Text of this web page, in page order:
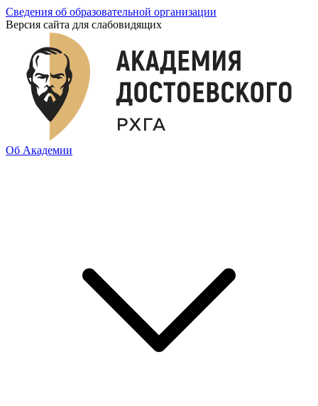
Сведения об образовательной организации
Версия сайта для слабовидящих
Об Академии